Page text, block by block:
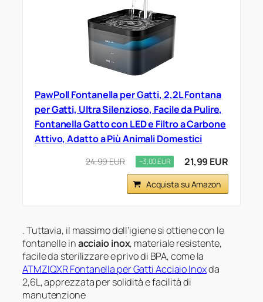
PawPoll Fontanella per Gatti, 2,2L Fontana
per Gatti, Ultra Silenzioso, Facile da Pulire,
Fontanella Gatto con LED e Filtro a Carbone
Attivo, Adatto a Più Animali Domestici
24,99 EUR −3,00 EUR 21,99 EUR
Acquista su Amazon
. Tuttavia, il massimo dell’igiene si ottiene con le
fontanelle inacciaio inox, materiale resistente,
facile da sterilizzare e privo di BPA, come la
ATMZIQXR Fontanella per Gatti Acciaio Inoxda
2,6L, apprezzata per solidità e facilità di
manutenzione